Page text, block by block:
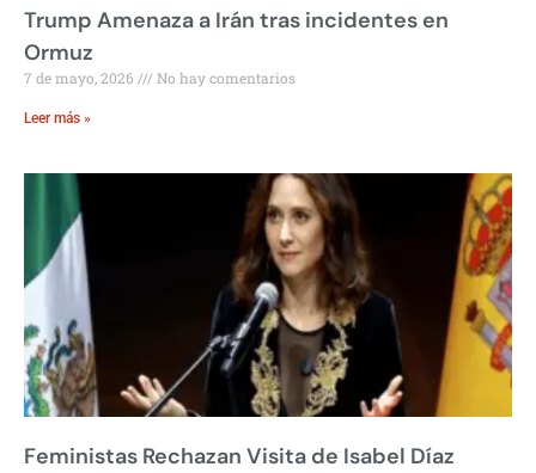
Trump Amenaza a Irán tras incidentes en
Ormuz
7 de mayo, 2026 No hay comentarios
Leer más »
Feministas Rechazan Visita de Isabel Díaz